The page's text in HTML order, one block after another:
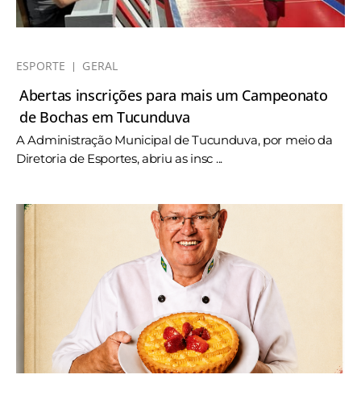
ESPORTE GERAL
Abertas inscrições para mais um Campeonato
de Bochas em Tucunduva
A Administração Municipal de Tucunduva, por meio da
Diretoria de Esportes, abriu as insc ...